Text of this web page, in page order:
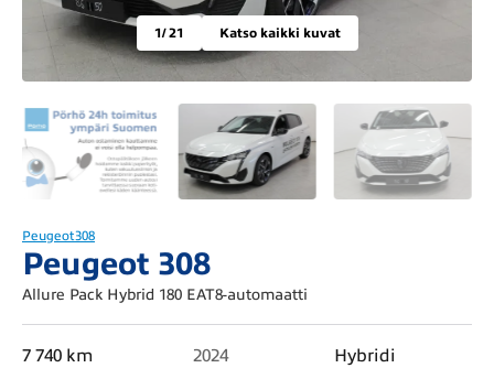
1/ 21 Katso kaikki kuvat
Peugeot308
Peugeot 308
Allure Pack Hybrid 180 EAT8-automaatti
7 740 km 2024
Hybridi